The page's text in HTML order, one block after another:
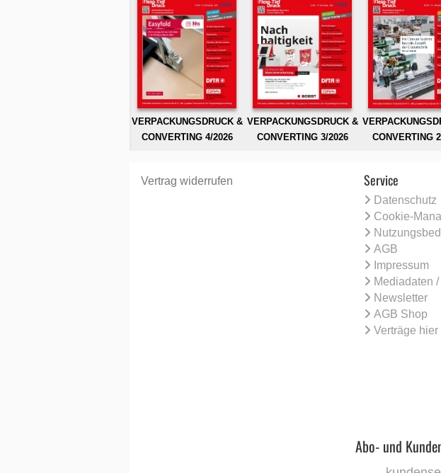
VERPACKUNGSDRUCK &
CONVERTING 4/2026
VERPACKUNGSDRUCK &
CONVERTING 3/2026
CONVERTING
Vertrag widerrufen Service
Datenschutz
Cookie-
AGB
Impressum
Mediadaten
Newsletter
AGB Shop
Verträge
Abo- und